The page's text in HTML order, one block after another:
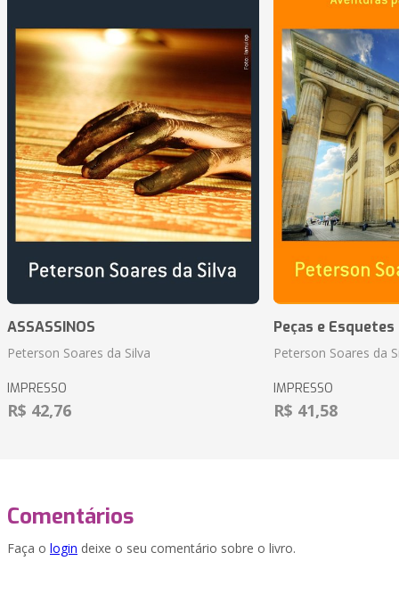
ASSASSINOS
Peterson Soares da Silva
IMPRESSO
R$ 42,76
Peças e
Peterson Soares da
IMPRESSO
R$ 41,58
Comentários
Faça o login deixe o seu comentário sobre o livro.